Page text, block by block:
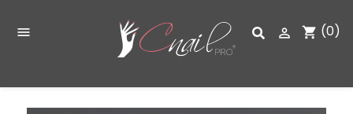
 shopping_cart (0)
